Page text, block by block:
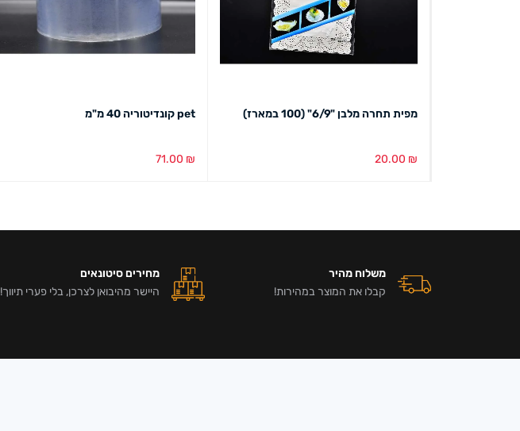
מפית תחרה מלבן "6/9" (100 במארז)
20.00 ₪
pet קונדיטוריה 40 מ"מ
71.00 ₪
משלוח מהיר
קבלו את המוצר במהירות!
מחירים סיטונאים
היישר מהיבואן לצרכן, בלי פערי תיווך!